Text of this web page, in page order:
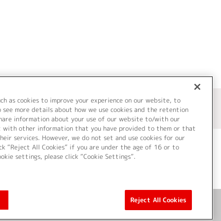
て Cookie Settings
as cookies to improve your experience on our website, to
see more details about how we use cookies and the retention
information about your use of our website to/with our
with other information that you have provided to them or that
services. However, we do not set and use cookies for our
“Reject All Cookies” if you are under the age of 16 or to
settings, please click “Cookie Settings”.
Reject All Cookies